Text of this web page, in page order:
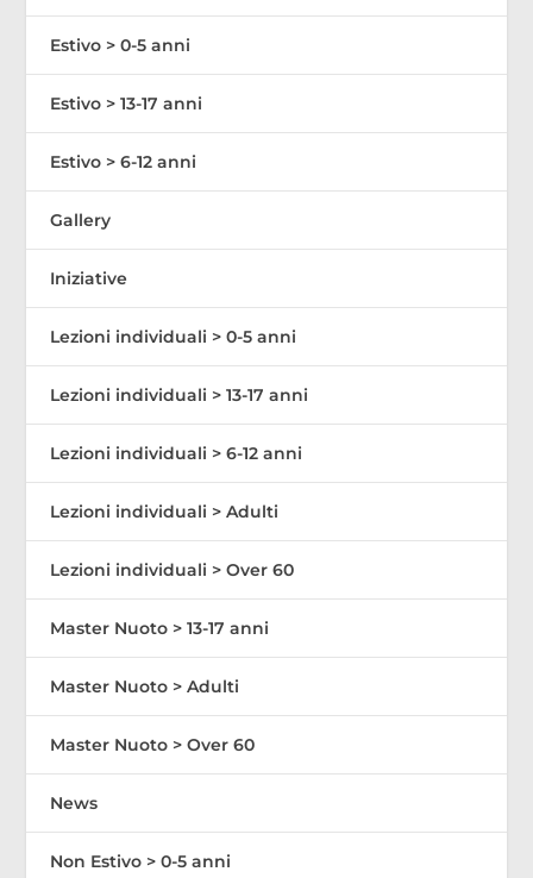
Estivo > 0-5 anni
Estivo > 13-17 anni
Estivo > 6-12 anni
Gallery
Iniziative
Lezioni individuali > 0-5 anni
Lezioni individuali > 13-17 anni
Lezioni individuali > 6-12 anni
Lezioni individuali > Adulti
Lezioni individuali > Over 60
Master Nuoto > 13-17 anni
Master Nuoto > Adulti
Master Nuoto > Over 60
News
Non Estivo > 0-5 anni